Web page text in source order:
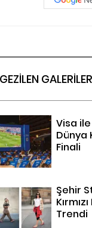
GALERİLER
Visa ile
Dünya
Finali
Şehir
Trendi